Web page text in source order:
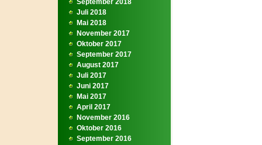
September 2018
Juli 2018
Mai 2018
November 2017
Oktober 2017
September 2017
August 2017
Juli 2017
Juni 2017
Mai 2017
April 2017
November 2016
Oktober 2016
September 2016